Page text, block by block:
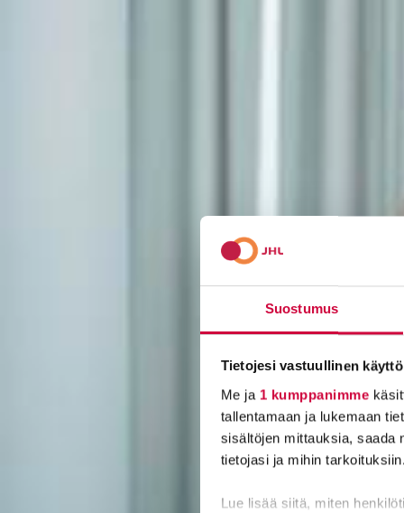
Suostumus
Tietojesi vastuullinen käyttö
Me ja 1 kumppanimme
tallentamaan ja lukemaan
sisältöjen mittauksia, saada
tietojasi ja mihin tarkoituksiin.
Lue lisää siitä, miten